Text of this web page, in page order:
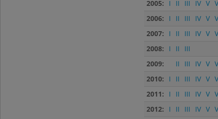
2005:
I II III IV V
2006:
I II III IV V
2007:
I II III IV V
2008:
I II
III
2009:
II III IV V
2010:
I II III IV V
2011:
I II III IV V
2012:
I II III IV V